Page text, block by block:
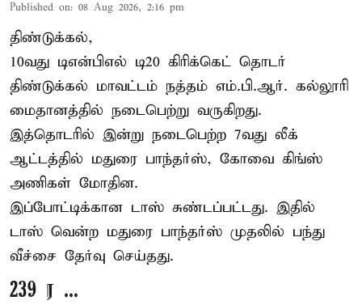
Published on: 08 Aug 2026, 2:16 pm
திண்டுக்கல்,
10வது டிஎன்பிஎல் டி20 கிரிக்கெட் தொடர்
திண்டுக்கல் மாவட்டம் நத்தம் எம்.பி.ஆர். கல்லூரி
மைதானத்தில் நடைபெற்று வருகிறது.
இத்தொடரில் இன்று நடைபெற்ற 7வது லீக்
ஆட்டத்தில் மதுரை பாந்தர்ஸ், கோவை கிங்ஸ்
அணிகள் மோதின.
இப்போட்டிக்கான டாஸ் சுண்டப்பட்டது. இதில்
டாஸ் வென்ற மதுரை பாந்தர்ஸ் முதலில் பந்து
வீச்சை தேர்வு செய்தது.
239 ர ...